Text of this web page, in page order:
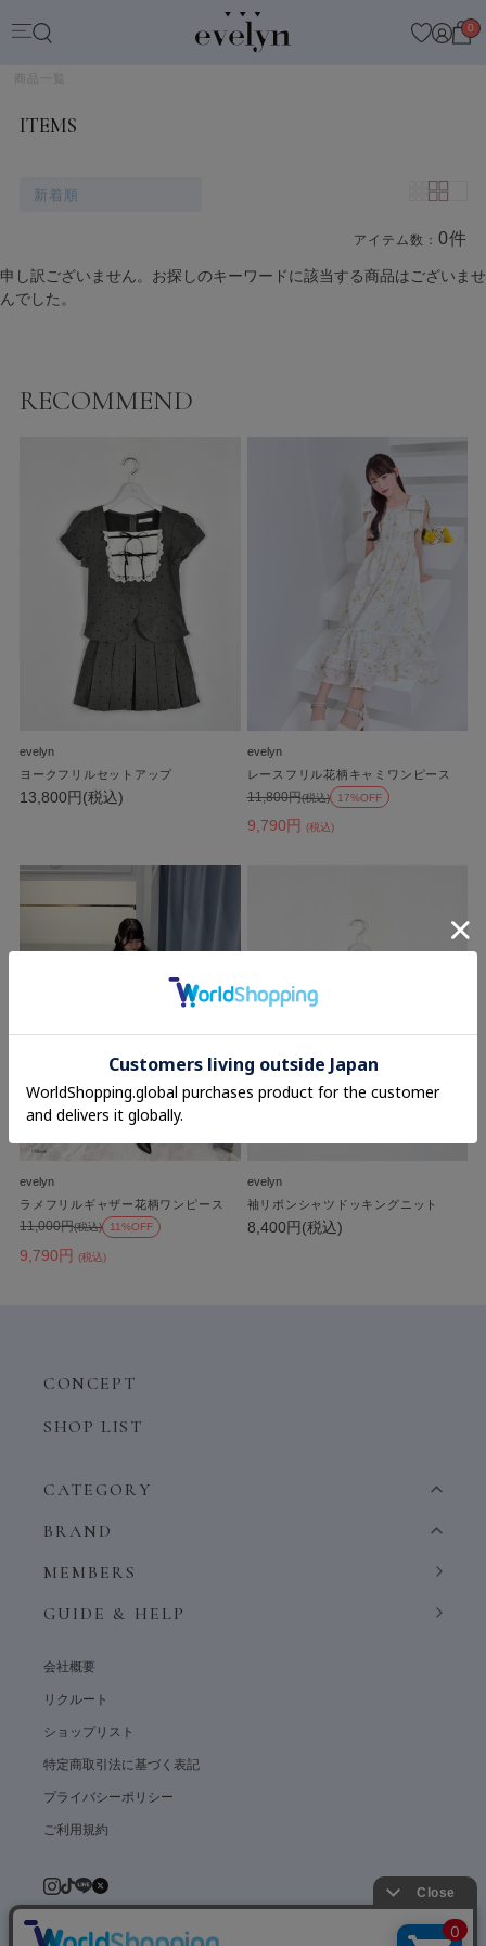
0
商品一覧
ITEMS
新着順
アイテム数：0件
商品一覧
申し訳ございません。お探しのキーワードに該当する商品はございませ
んでした。
RECOMMEND
evelyn
ヨークフリルセットアップ
13,800円(税込)
evelyn
レースフリル花柄キャミワンピース
9,790円 (税込)
11,800円(税込) 17%OFF
evelyn
ラメフリルギャザー花柄ワンピース
9,790円 (税込)
11,000円(税込) 11%OFF
evelyn
袖リボンシャツドッキングニット
8,400円(税込)
CONCEPT
SHOP LIST
CATEGORY
BRAND
MEMBERS
GUIDE & HELP
会社概要
リクルート
ショップリスト
特定商取引法に基づく表記
プライバシーポリシー
ご利用規約